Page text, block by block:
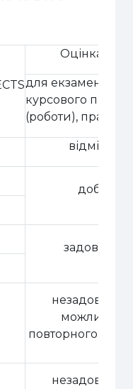
Оцінка за
для екзамену,
курсового
(роботи),
відмінно
добре
задовільно
можливістю
повторного